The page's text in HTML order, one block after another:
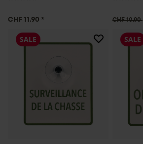
CHF 11.90 * CHF 10.90
SALE SALE